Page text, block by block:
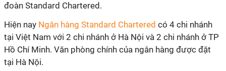
đoàn Standard Chartered.
Hiện nay Ngân hàng Standard Chartered có 4 chi nhánh
tại Việt Nam với 2 chi nhánh ở Hà Nội và 2 chi nhánh ở TP
Hồ Chí Minh. Văn phòng chính của ngân hàng được đặt
tại Hà Nội.